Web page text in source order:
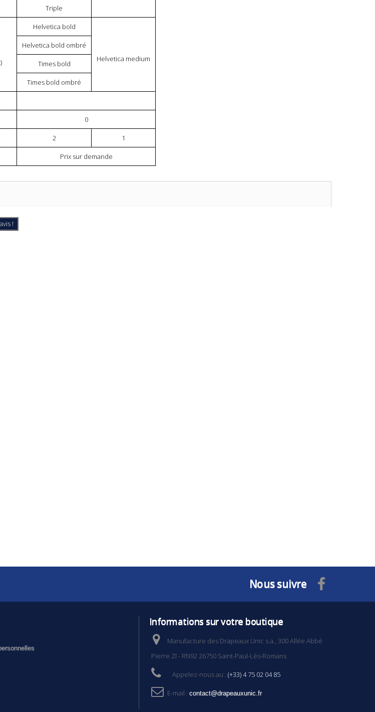
Triple
Helvetica bold
Helvetica medium
Helvetica bold ombré
Times bold
Times bold ombré
0
2 1
Prix sur demande
!
Nous suivre
Informations sur votre boutique
Manufacture des Drapeaux Unic s.a., 300 Allée Abbé
Pierre ZI - RN92 26750 Saint-Paul-Lès-Romans
Appelez-nous au : (+33) 4 75 02 04 85
E-mail : contact@drapeauxunic.fr